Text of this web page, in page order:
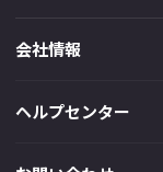
会社情報
ヘルプセンター